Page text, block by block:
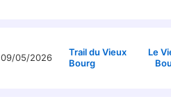
09/05/2026
Trail du Vieux
Bourg
Le